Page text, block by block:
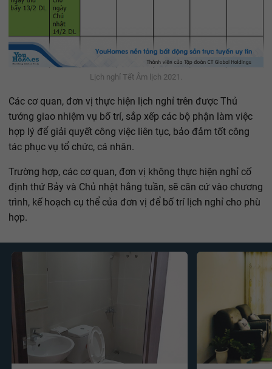
Lịch nghỉ Tết Âm lịch 2021.
Các cơ quan, đơn vị thực hiện lịch nghỉ trên được Thủ
tướng giao nhiệm vụ bố trí, sắp xếp các bộ phận làm việc
hợp lý để giải quyết công việc liên tục, bảo đảm tốt công
tác phục vụ tổ chức, cá nhân.
Trường hợp, các cơ quan, đơn vị không thực hiện nghỉ cố
định thứ Bảy và Chủ nhật hằng tuần, sẽ căn cứ vào chương
trình, kế hoạch cụ thể của đơn vị để bố trí lịch nghỉ cho phù
hợp.